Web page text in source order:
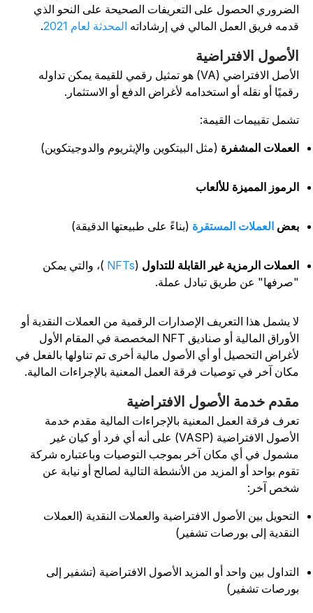
الحصول على التعريفات الصحيحة على النحو الذي
فريق العمل المالي في إرشاداتهالمحدثة لعام 2021 .
الافتراضية
الأصل الافتراضي (VA) هو تمثيل رقمي للقيمة يمكن تداوله
أو نقله أو استخدامه لأغراض الدفع أو الاستثمار.
تقييمات القيمة:
المشفرة(مثل البيتكوين والإيثريوم والدوجيتكوين)
المميزة للألعاب
العملات المستقرة(بناءً على طبيعتها الدقيقة)
الرمزية غير القابلة للتداول(
NFTs )، والتي يمكن
عن طريق تبادل عملة.
يشمل هذا التعريف الإصدارات الرقمية من العملات النقدية أو
الأوراق المالية أو صناديق NFT المخصصة في المقام الأول
التحصيل أو أي الأصول مالية أخرى تم تناولها بالفعل في
آخر في توصيات فرقة العمل المعنية بالإجراءات المالية.
خدمة الأصول الافتراضية
فرقة العمل المعنية بالإجراءات المالية مقدم خدمة
الأصول الافتراضية (VASP) على أنه أي فرد أو كيان غير
في أي مكان آخر بموجب التوصيات وباعتباره شركة
بواحد أو المزيد من الأنشطة التالية لصالح أو نيابة عن
آخر:
بين الأصول الافتراضية والعملات النقدية (العملات
إلى بورصات تشفير)
بين واحد أو المزيد الأصول الافتراضية (تشفير إلى
تشفير)